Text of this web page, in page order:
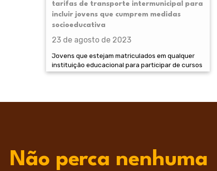
tarifas de transporte intermunicipal para
incluir jovens que cumprem medidas
socioeducativa
23 de agosto de 2023
Jovens que estejam matriculados em qualquer
instituição educacional para participar de cursos
Não perca nenhuma